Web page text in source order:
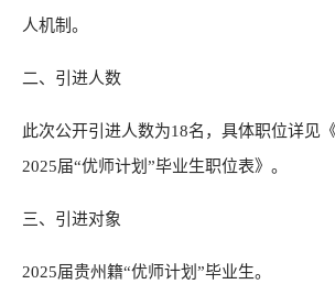
人机制。
二、引进人数
此次公开引进人数为18名，具体职位详见
2025届“优师计划”毕业生职位表》。
三、引进对象
2025届贵州籍“优师计划”毕业生。